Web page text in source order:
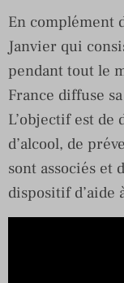
En complément
Janvier qui
pendant tout le
France diffuse
L’objectif est de
d’alcool, de
sont associés et
dispositif d’aide